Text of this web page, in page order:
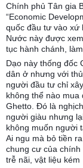
Chính phủ Tân gia
“Economic
quốc đầu tư vào xứ
Nước này được
tục hành chánh,
Dạo này thống đốc
dân ở nhưng với
người đầu tư chỉ
không thể nào
Ghetto. Đó là
người giàu nhưng
không muốn người
Ai ngu mà bỏ tiền
chung cư của chính
trễ nãi, vật liệu kém